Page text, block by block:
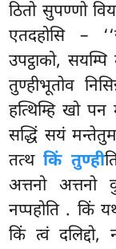
ठितो सुपण्णो
एतदहोसि –
उपट्ठाको,
तुण्हीभूतोव
हत्थिम्हि खो पन
सद्धिं सयं
तत्थकिं तुण्ही
अत्तनो
नप्पहोति . किं
किं त्वं